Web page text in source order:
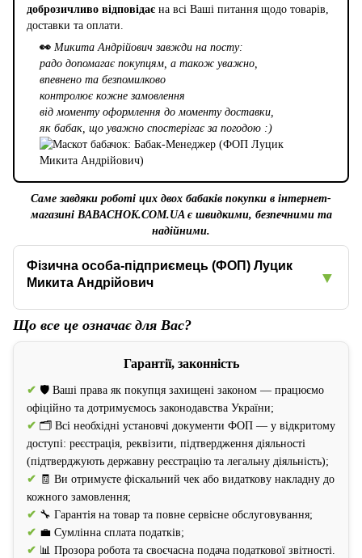
доброзичливо відповідає на всі Ваші питання щодо товарів,
доставки та оплати.
👀 Микита Андрійович завжди на посту:
радо допомагає покупцям, а також уважно,
впевнено та безпомилково
контролює кожне замовлення
від моменту оформлення до моменту доставки,
як бабак, що уважно спостерігає за погодою :)
Саме завдяки роботі цих двох бабаків покупки в інтернет-
магазині BABACHOK.COM.UA є швидкими, безпечними та
надійними.
Фізична особа-підприємець (ФОП) Луцик
Микита Андрійович
▼
Що все це означає для Вас?
Гарантії, законність
✔ 🛡️ Ваші права як покупця захищені законом — працюємо
офіційно та дотримуємось законодавства України;
✔ 🗂️ Всі необхідні установчі документи ФОП — у відкритому
доступі: реєстрація, реквізити, підтвердження діяльності
(підтверджують державну реєстрацію та легальну діяльність);
✔ 🧾 Ви отримуєте фіскальний чек або видаткову накладну до
кожного замовлення;
✔ 🔧 Гарантія на товар та повне сервісне обслуговування;
✔ 💼 Сумлінна сплата податків;
✔ 📊 Прозора робота та своєчасна подача податкової звітності.